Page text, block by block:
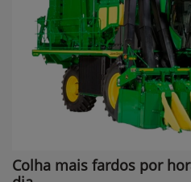
Colha mais fardos por